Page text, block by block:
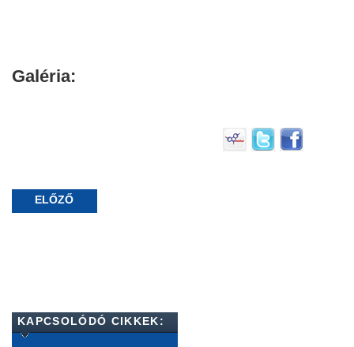
Galéria:
ELŐZŐ
KAPCSOLÓDÓ CIKKEK: